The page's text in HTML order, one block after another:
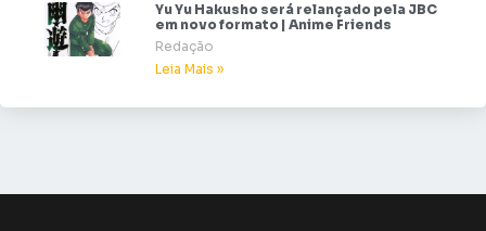
Yu Yu Hakusho será relançado pela JBC
em novo formato | Anime Friends
Redação
Leia Mais »